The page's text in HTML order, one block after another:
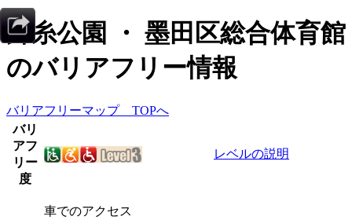
錦糸公園 ・ 墨田区総合体育館
のバリアフリー情報
バリアフリーマップ TOPへ
バリ
アフ
リー
度
レベルの説明
車でのアクセス